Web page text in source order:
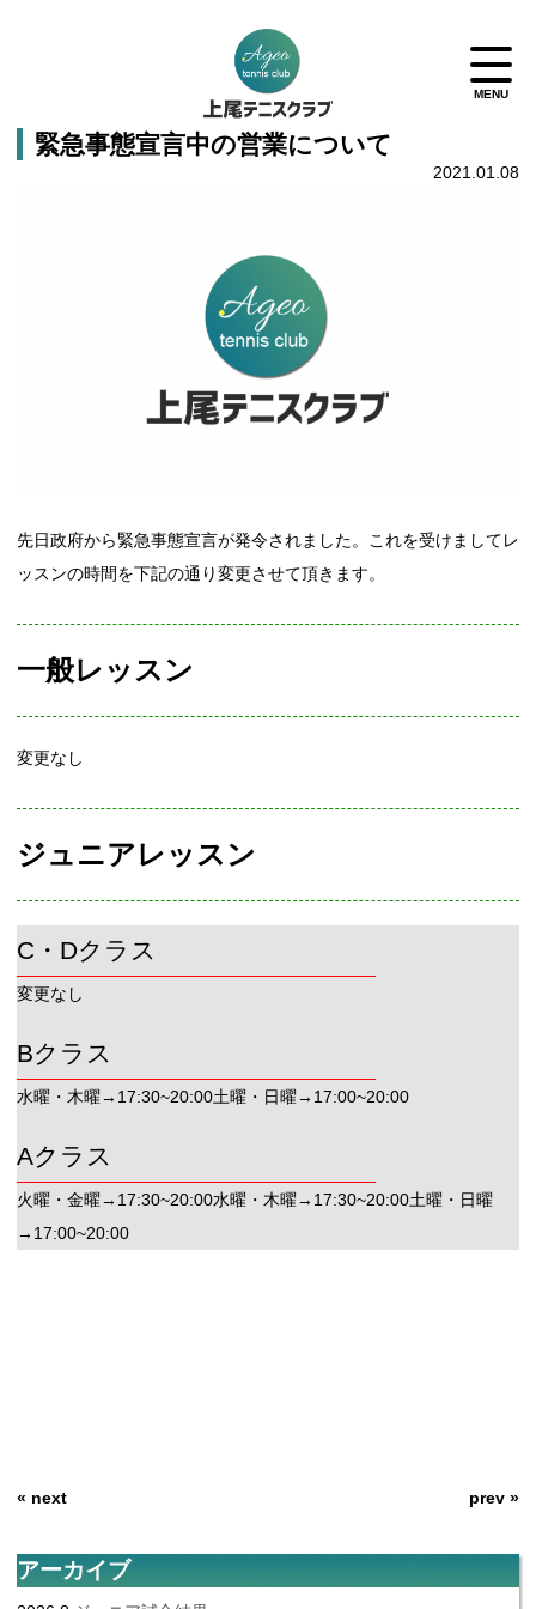
緊急事態宣言中の営業について
2021.01.08
先日政府から緊急事態宣言が発令されました。これを受けましてレ
ッスンの時間を下記の通り変更させて頂きます。
一般レッスン
変更なし
ジュニアレッスン
C・Dクラス
変更なし
Bクラス
水曜・木曜→17:30~20:00土曜・日曜→17:00~20:00
Aクラス
火曜・金曜→17:30~20:00水曜・木曜→17:30~20:00土曜・日曜
→17:00~20:00
« next prev »
アーカイブ